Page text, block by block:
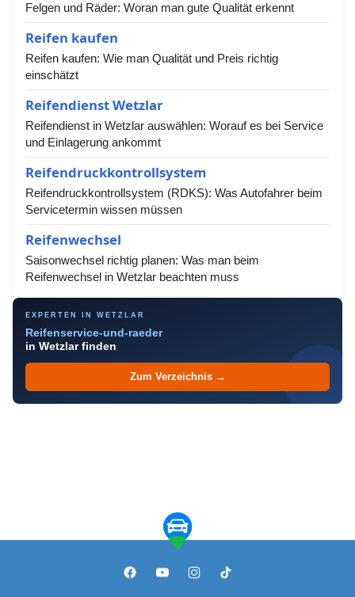
Felgen und Räder: Woran man gute Qualität erkennt
Reifen kaufen
Reifen kaufen: Wie man Qualität und Preis richtig
einschätzt
Reifendienst Wetzlar
Reifendienst in Wetzlar auswählen: Worauf es bei Service
und Einlagerung ankommt
Reifendruckkontrollsystem
Reifendruckkontrollsystem (RDKS): Was Autofahrer beim
Servicetermin wissen müssen
Reifenwechsel
Saisonwechsel richtig planen: Was man beim
Reifenwechsel in Wetzlar beachten muss
EXPERTEN IN WETZLAR
Reifenservice-und-raeder
in Wetzlar finden
Zum Verzeichnis →